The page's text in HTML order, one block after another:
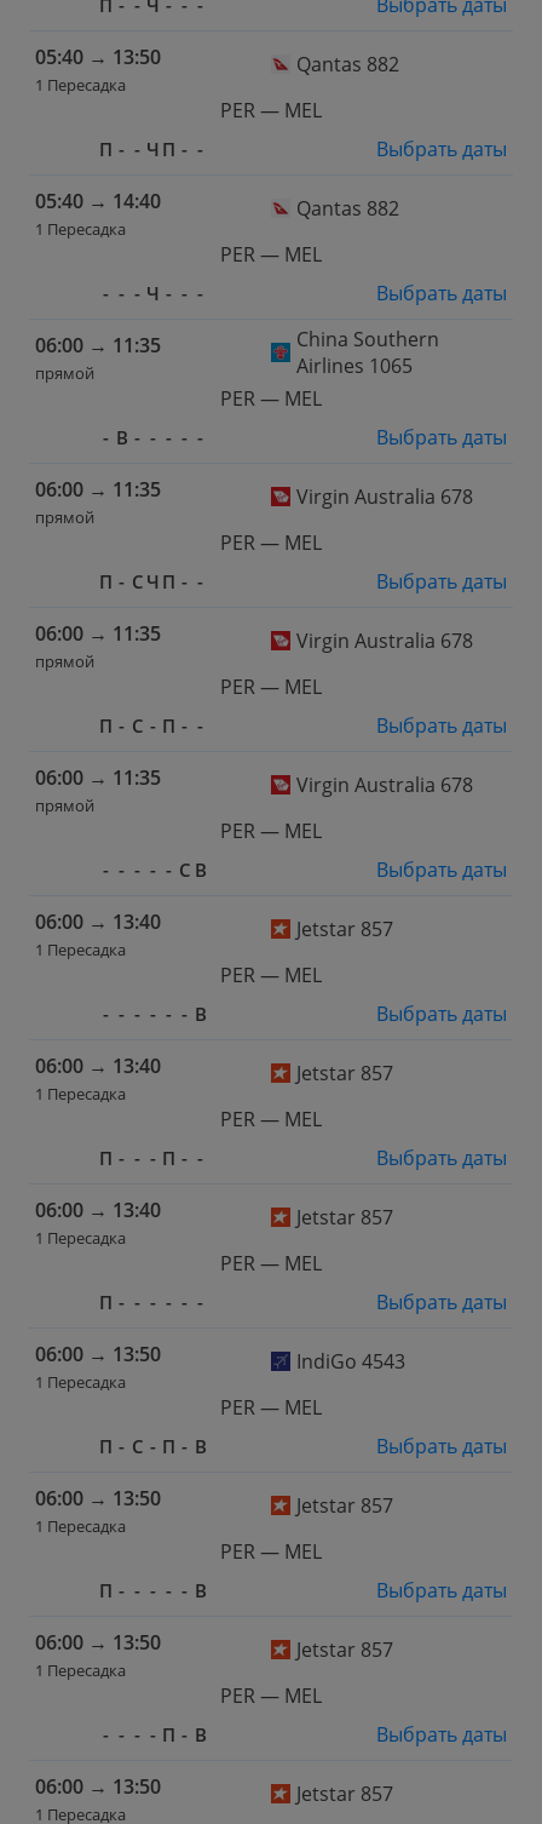
П - - Ч - - -
05:40 → 13:50
1 Пересадка
Qantas 882
PER — MEL
П - - Ч П - -
Выбрать даты
05:40 → 14:40
1 Пересадка
Qantas 882
PER — MEL
- - - Ч - - -
Выбрать даты
06:00 → 11:35
прямой
China Southern
Airlines 1065
PER — MEL
- В - - - - -
Выбрать даты
06:00 → 11:35
прямой
Virgin Australia 678
PER — MEL
П - С Ч П - -
Выбрать даты
06:00 → 11:35
прямой
Virgin Australia 678
PER — MEL
П - С - П - -
Выбрать даты
06:00 → 11:35
прямой
Virgin Australia 678
PER — MEL
- - - - - С В
Выбрать даты
06:00 → 13:40
1 Пересадка
Jetstar 857
PER — MEL
- - - - - - В
Выбрать даты
06:00 → 13:40
1 Пересадка
Jetstar 857
PER — MEL
П - - - П - -
Выбрать даты
06:00 → 13:40
1 Пересадка
Jetstar 857
PER — MEL
П - - - - - -
Выбрать даты
06:00 → 13:50
1 Пересадка
IndiGo 4543
PER — MEL
П - С - П - В
Выбрать даты
06:00 → 13:50
1 Пересадка
Jetstar 857
PER — MEL
П - - - - - В
Выбрать даты
06:00 → 13:50
1 Пересадка
Jetstar 857
PER — MEL
- - - - П - В
Выбрать даты
06:00 → 13:50
1 Пересадка
Jetstar 857